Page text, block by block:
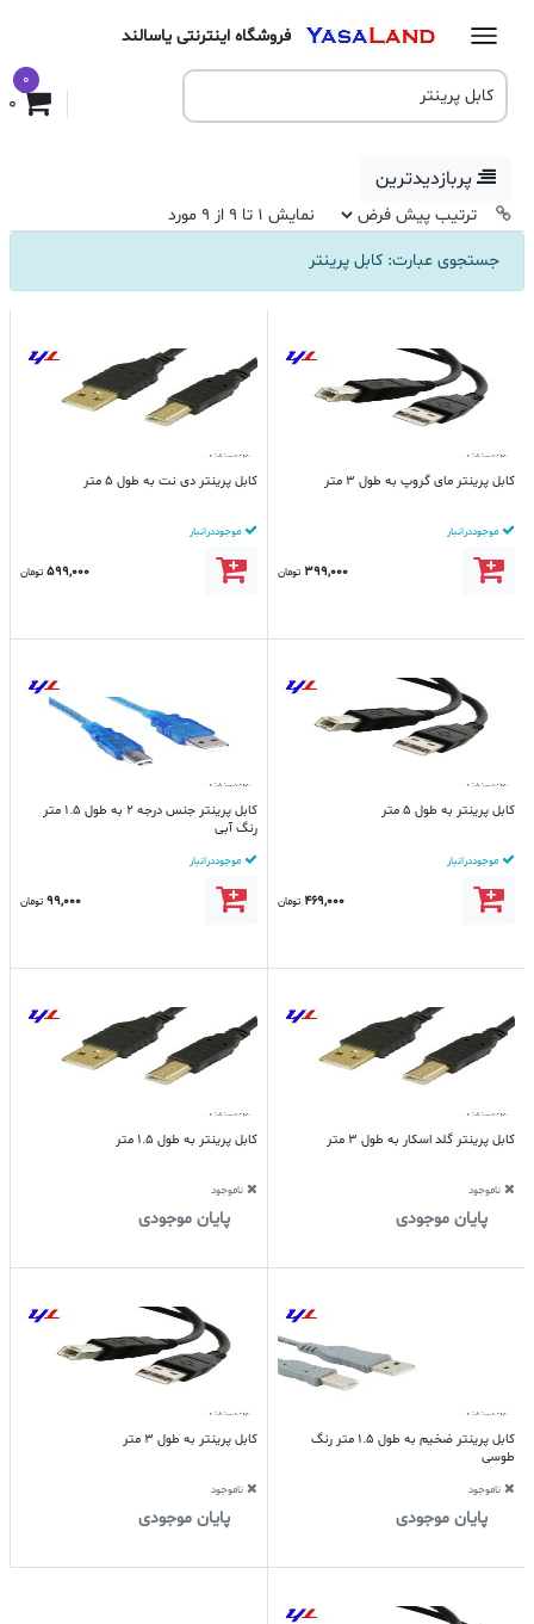
فروشگاه اینترنتی یاسالند
0
پربازدیدترین
نمایش 1 تا 9 از 9 مورد
جستجوی عبارت: کابل پرینتر
کابل پرینتر مای گروپ به طول 3 متر
موجود در انبار
399,000 تومان
کابل پرینتر دی نت به طول 5 متر
موجود در انبار
599,000 تومان
کابل پرینتر به طول 5 متر
موجود در انبار
469,000 تومان
کابل پرینتر جنس درجه 2 به طول 1.5 متر
رنگ آبی
موجود در انبار
99,000 تومان
کابل پرینتر گلد اسکار به طول 3 متر
ناموجود
پایان موجودی
کابل پرینتر به طول 1.5 متر
ناموجود
پایان موجودی
کابل پرینتر ضخیم به طول 1.5 متر رنگ
طوسی
ناموجود
پایان موجودی
کابل پرینتر به طول 3 متر
ناموجود
پایان موجودی